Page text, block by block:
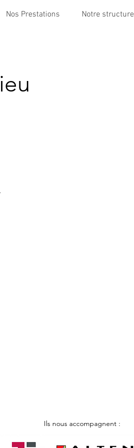
Nos Prestations Notre structure
Ils nous accompagnent :